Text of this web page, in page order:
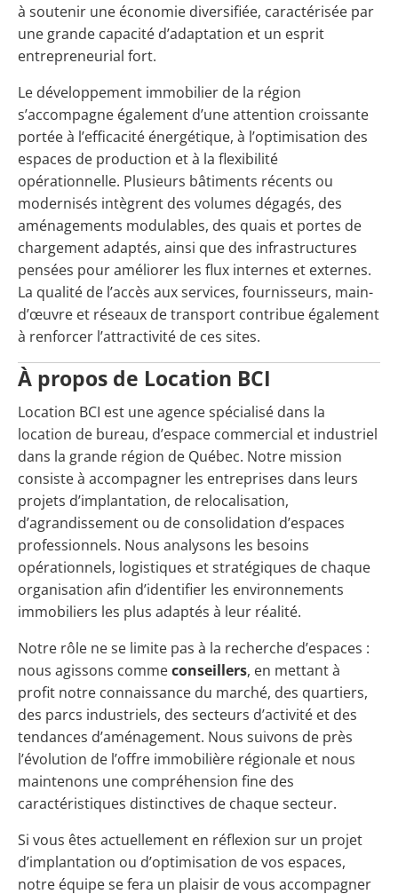
à soutenir une économie diversifiée, caractérisée par
une grande capacité d’adaptation et un esprit
entrepreneurial fort.
Le développement immobilier de la région
s’accompagne également d’une attention croissante
portée à l’efficacité énergétique, à l’optimisation des
espaces de production et à la flexibilité
opérationnelle. Plusieurs bâtiments récents ou
modernisés intègrent des volumes dégagés, des
aménagements modulables, des quais et portes de
chargement adaptés, ainsi que des infrastructures
pensées pour améliorer les flux internes et externes.
La qualité de l’accès aux services, fournisseurs, main-
d’œuvre et réseaux de transport contribue également
à renforcer l’attractivité de ces sites.
À propos de Location BCI
Location BCI est une agence spécialisé dans la
location de bureau, d’espace commercial et industriel
dans la grande région de Québec. Notre mission
consiste à accompagner les entreprises dans leurs
projets d’implantation, de relocalisation,
d’agrandissement ou de consolidation d’espaces
professionnels. Nous analysons les besoins
opérationnels, logistiques et stratégiques de chaque
organisation afin d’identifier les environnements
immobiliers les plus adaptés à leur réalité.
Notre rôle ne se limite pas à la recherche d’espaces :
nous agissons commeconseillers, en mettant à
profit notre connaissance du marché, des quartiers,
des parcs industriels, des secteurs d’activité et des
tendances d’aménagement. Nous suivons de près
l’évolution de l’offre immobilière régionale et nous
maintenons une compréhension fine des
caractéristiques distinctives de chaque secteur.
Si vous êtes actuellement en réflexion sur un projet
d’implantation ou d’optimisation de vos espaces,
notre équipe se fera un plaisir de vous accompagner